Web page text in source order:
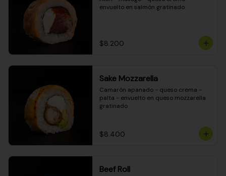
envuelto en salmón gratinado
$8.200
Sake Mozzarella
Camarón apanado - queso crema -
palta - envuelto en queso mozzarella
gratinado
$8.400
Beef Roll